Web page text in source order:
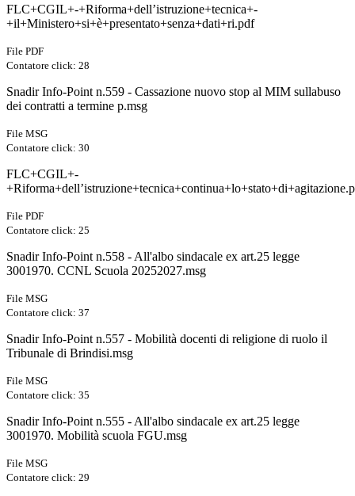
FLC+CGIL+-+Riforma+dell’istruzione+tecnica+-
+il+Ministero+si+è+presentato+senza+dati+ri.pdf
File PDF
Contatore click: 28
Snadir Info-Point n.559 - Cassazione nuovo stop al MIM sullabuso
dei contratti a termine p.msg
File MSG
Contatore click: 30
FLC+CGIL+-
File PDF
Contatore click: 25
Snadir Info-Point n.558 - All'albo sindacale ex art.25 legge
3001970. CCNL Scuola 20252027.msg
File MSG
Contatore click: 37
Snadir Info-Point n.557 - Mobilità docenti di religione di ruolo il
Tribunale di Brindisi.msg
File MSG
Contatore click: 35
Snadir Info-Point n.555 - All'albo sindacale ex art.25 legge
3001970. Mobilità scuola FGU.msg
File MSG
Contatore click: 29